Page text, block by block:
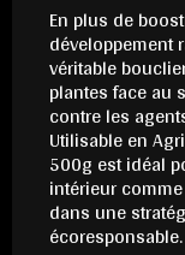
En plus de
développement
véritable
plantes face au
contre les
Utilisable en
500g est idéal
intérieur
dans une
écoresponsable.